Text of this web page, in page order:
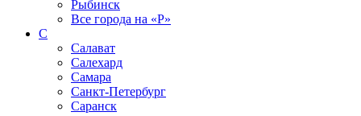
Рыбинск
Все города на «Р»
С
Салават
Салехард
Самара
Санкт-Петербург
Саранск